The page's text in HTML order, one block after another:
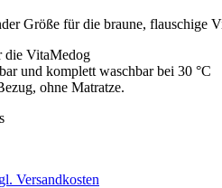
Größe für die braune, flauschige
die VitaMedog
und komplett waschbar bei 30 °C
ohne Matratze.
Versandkosten